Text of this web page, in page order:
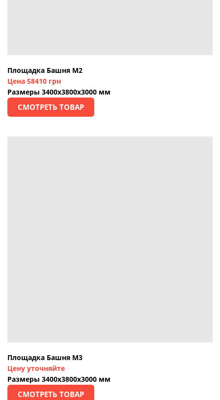
Площадка Башня М2
Цена 58410 грн
Размеры 3400х3800х3000 мм
СМОТРЕТЬ ТОВАР
Площадка Башня М3
Цену уточняйте
Размеры 3400х3800х3000 мм
СМОТРЕТЬ ТОВАР